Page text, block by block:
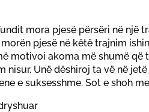
mora pjesë përsëri në një
pjesë në këtë trajnim
motivoi akoma më shumë
nisur. Unë dëshiroj ta vë në
e suksesshme. Sot e shoh